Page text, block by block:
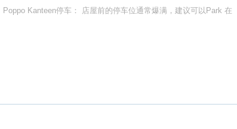
Kanteen停车： 店屋前的停车位通常爆满，建议可以Park 在